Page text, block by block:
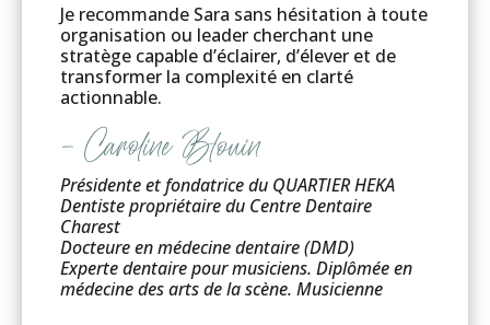
Je recommande Sara sans hésitation à toute
organisation ou leader cherchant une
stratège capable d’éclairer, d’élever et de
transformer la complexité en clarté
actionnable.
– Caroline Blouin
Présidente et fondatrice du QUARTIER HEKA
Dentiste propriétaire du Centre Dentaire
Charest
Docteure en médecine dentaire (DMD)
Experte dentaire pour musiciens. Diplômée en
médecine des arts de la scène. Musicienne